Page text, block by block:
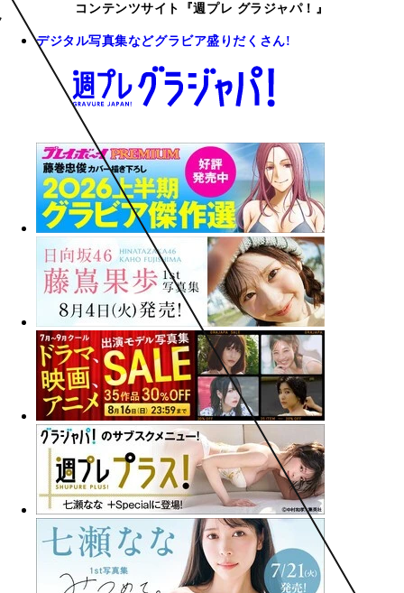
コンテンツサイト『週プレ グラジャパ！』
デジタル写真集などグラビア盛りだくさん!